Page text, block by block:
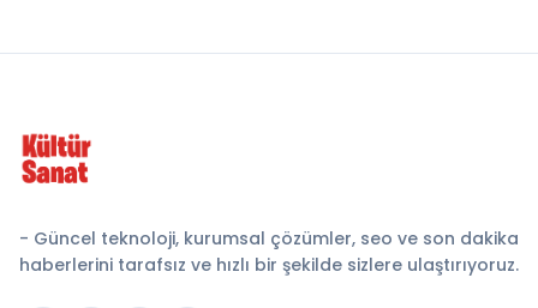
- Güncel teknoloji, kurumsal çözümler, seo ve son dakika
haberlerini tarafsız ve hızlı bir şekilde sizlere ulaştırıyoruz.